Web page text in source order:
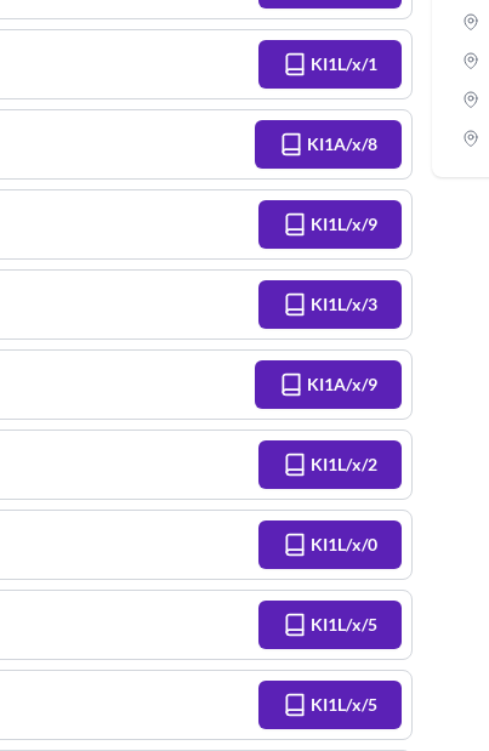
KI1L/x/1
KI1A/x/8
KI1L/x/9
KI1L/x/3
KI1A/x/9
KI1L/x/2
KI1L/x/0
KI1L/x/5
KI1L/x/5